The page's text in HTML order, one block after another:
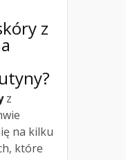
z
z
na kilku
które